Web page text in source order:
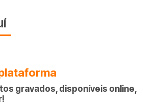
gravados, disponíveis online,